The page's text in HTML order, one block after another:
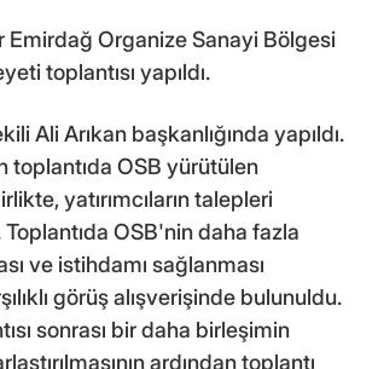
Emirdağ Organize Sanayi Bölgesi
toplantısı yapıldı.
Ali Arıkan başkanlığında yapıldı.
toplantıda OSB yürütülen
yatırımcıların talepleri
OSB'nin daha fazla
ve istihdamı sağlanması
görüş alışverişinde bulunuldu.
sonrası bir daha birleşimin
ardından toplantı